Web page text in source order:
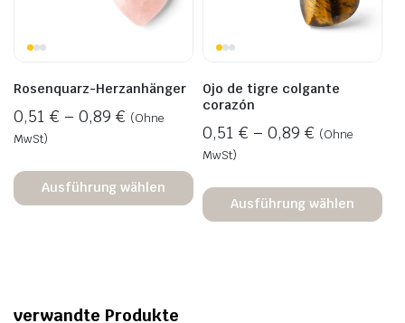
Rosenquarz-Herzanhänger
0,51 € – 0,89 € (Ohne
MwSt)
Ausführung wählen
Ojo de tigre colgante
corazón
0,51 € – 0,89 € (Ohne
MwSt)
Ausführung wählen
verwandte Produkte